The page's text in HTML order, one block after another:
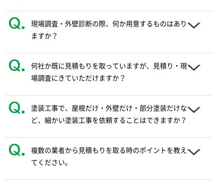
現場調査・外壁診断の際、何か用意するものはあり
ますか？
何社か既に見積もりを取っていますが、見積り・現
場調査にきていただけますか？
塗装工事で、屋根だけ・外壁だけ・部分塗装だけな
ど、細かい塗装工事を依頼することはできますか？
複数の業者から見積もりを取る時のポイントを教え
てください。